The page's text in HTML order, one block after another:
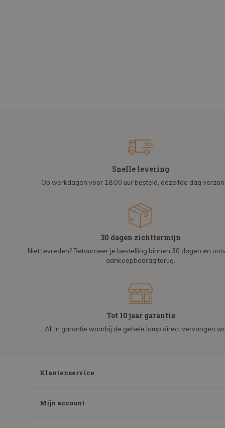
Snelle levering
Op werkdagen voor 18:00 uur besteld, dezelfde dag
30 dagen zichttermijn
Niet tevreden? Retourneer je bestelling binnen 30 dagen en
aankoopbedrag terug.
Tot 10 jaar garantie
All in garantie waarbij de gehele lamp direct vervangen
Klantenservice
Mijn account